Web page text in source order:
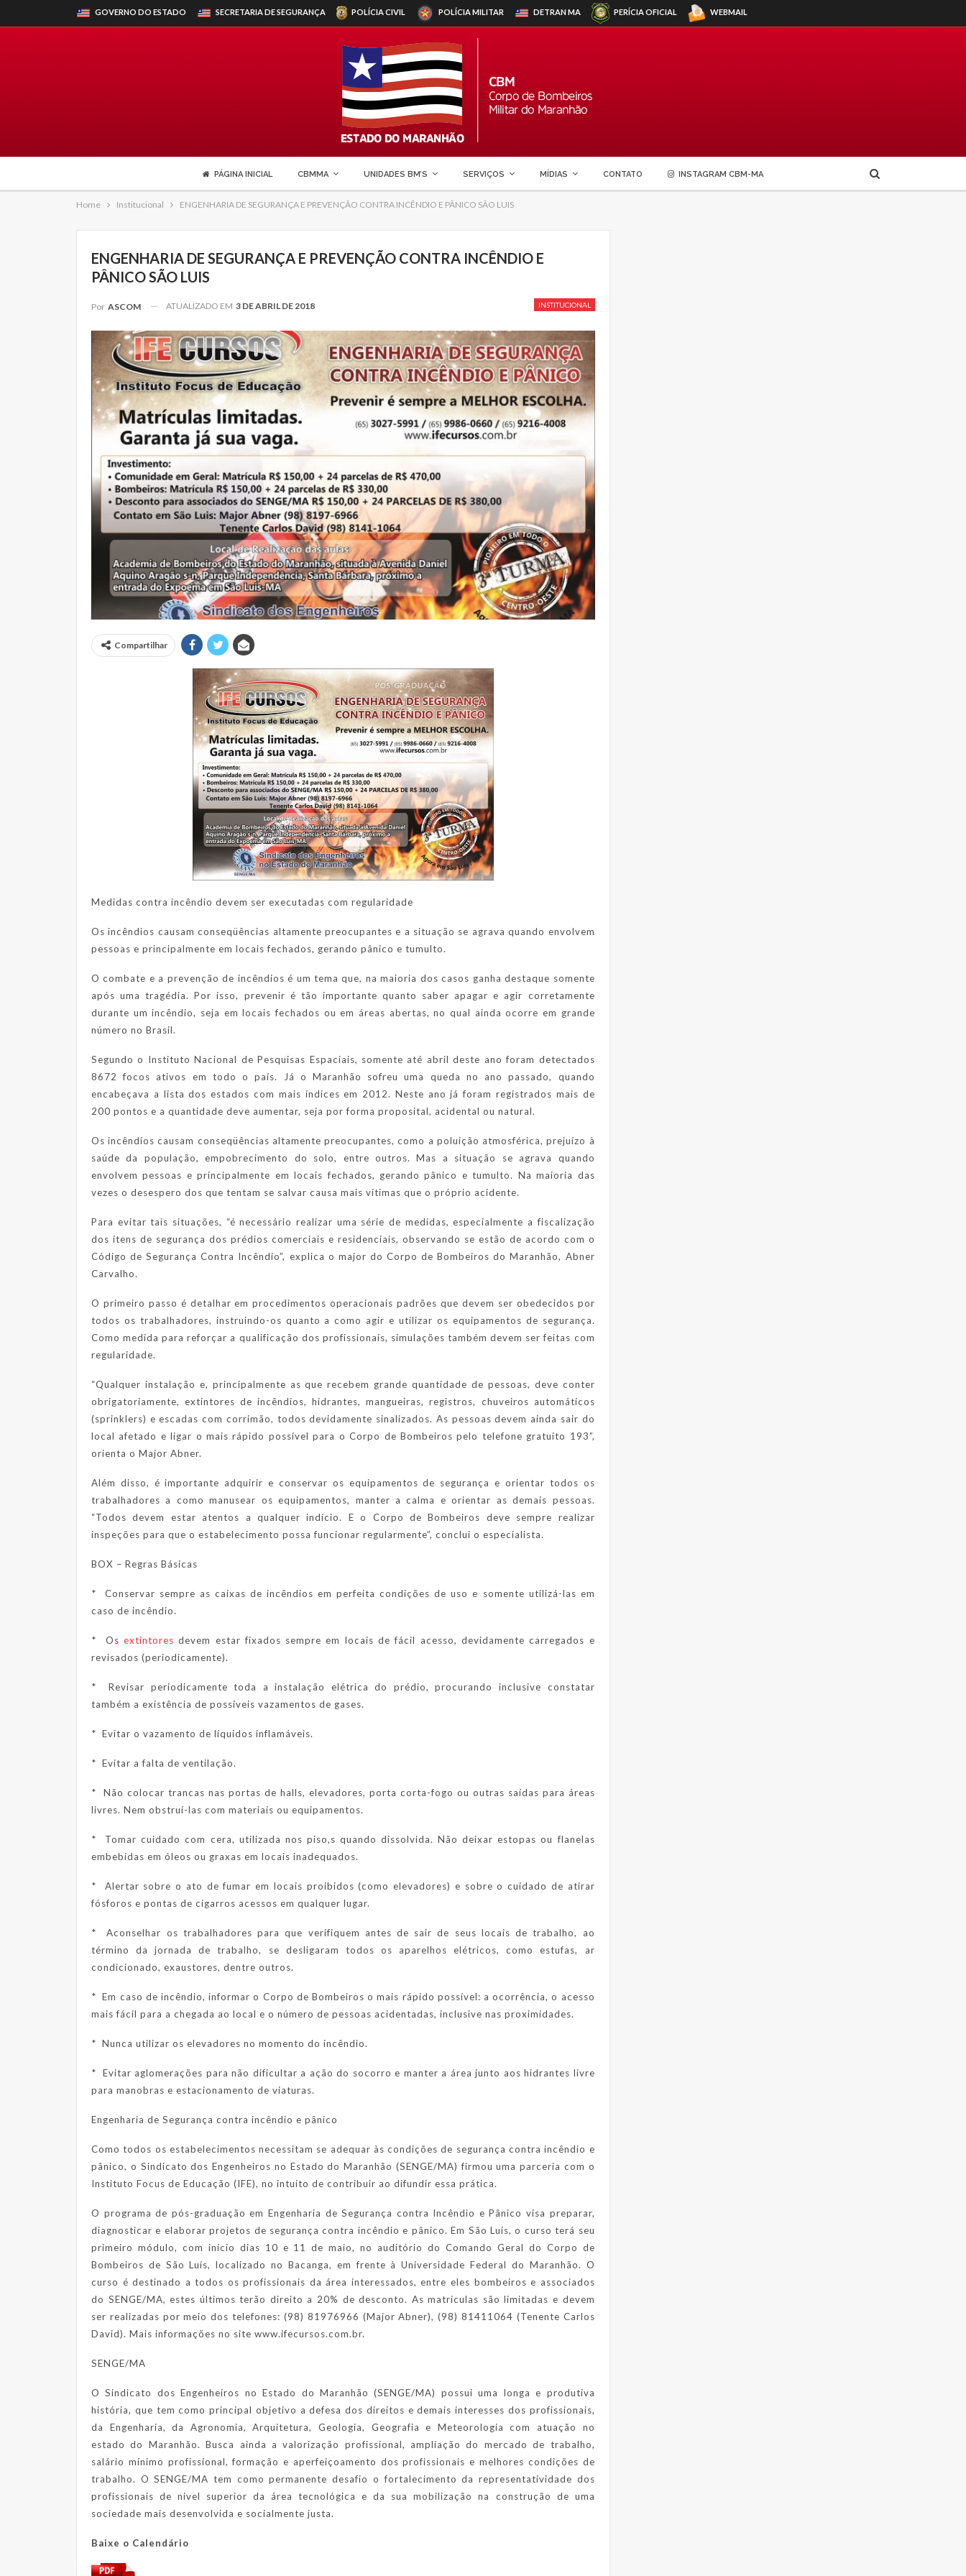
GOVERNO DO ESTADO SECRETARIA DE SEGURANÇA POLÍCIA CIVIL POLÍCIA MILITAR DETRANMA PERÍCIA OFICIAL WEBMAIL
PÁGINA INICIAL CBMMA UNIDADES BM’S SERVIÇOS MÍDIAS CONTATO INSTAGRAM CBM-MA
Home Institucional ENGENHARIA DE SEGURANÇA E PREVENÇÃO CONTRA INCÊNDIO E PÂNICO SÃO LUIS
ENGENHARIA DE SEGURANÇA E PREVENÇÃO CONTRA INCÊNDIO E
PÂNICO SÃO LUIS
INSTITUCIONAL
Por ASCOM ATUALIZADO EM 3 DE ABRIL DE 2018
Compartilhar
Medidas contra incêndio devem ser executadas com regularidade
Os incêndios causam conseqüências altamente preocupantes e a situação se agrava quando envolvem
pessoas e principalmente em locais fechados, gerando pânico e tumulto.
O combate e a prevenção de incêndios é um tema que, na maioria dos casos ganha destaque somente
após uma tragédia. Por isso, prevenir é tão importante quanto saber apagar e agir corretamente
durante um incêndio, seja em locais fechados ou em áreas abertas, no qual ainda ocorre em grande
número no Brasil.
Segundo o Instituto Nacional de Pesquisas Espaciais, somente até abril deste ano foram detectados
8672 focos ativos em todo o país. Já o Maranhão sofreu uma queda no ano passado, quando
encabeçava a lista dos estados com mais índices em 2012. Neste ano já foram registrados mais de
200 pontos e a quantidade deve aumentar, seja por forma proposital, acidental ou natural.
Os incêndios causam conseqüências altamente preocupantes, como a poluição atmosférica, prejuízo à
saúde da população, empobrecimento do solo, entre outros. Mas a situação se agrava quando
envolvem pessoas e principalmente em locais fechados, gerando pânico e tumulto. Na maioria das
vezes o desespero dos que tentam se salvar causa mais vítimas que o próprio acidente.
Para evitar tais situações, “é necessário realizar uma série de medidas, especialmente a fiscalização
dos itens de segurança dos prédios comerciais e residenciais, observando se estão de acordo com o
Código de Segurança Contra Incêndio”, explica o major do Corpo de Bombeiros do Maranhão, Abner
Carvalho.
O primeiro passo é detalhar em procedimentos operacionais padrões que devem ser obedecidos por
todos os trabalhadores, instruindo-os quanto a como agir e utilizar os equipamentos de segurança.
Como medida para reforçar a qualificação dos profissionais, simulações também devem ser feitas com
regularidade.
“Qualquer instalação e, principalmente as que recebem grande quantidade de pessoas, deve conter
obrigatoriamente, extintores de incêndios, hidrantes, mangueiras, registros, chuveiros automáticos
(sprinklers) e escadas com corrimão, todos devidamente sinalizados. As pessoas devem ainda sair do
local afetado e ligar o mais rápido possível para o Corpo de Bombeiros pelo telefone gratuito 193”,
orienta o Major Abner.
Além disso, é importante adquirir e conservar os equipamentos de segurança e orientar todos os
trabalhadores a como manusear os equipamentos, manter a calma e orientar as demais pessoas.
“Todos devem estar atentos a qualquer indício. E o Corpo de Bombeiros deve sempre realizar
inspeções para que o estabelecimento possa funcionar regularmente”, conclui o especialista.
BOX – Regras Básicas
* Conservar sempre as caixas de incêndios em perfeita condições de uso e somente utilizá-las em
caso de incêndio.
* Os extintores devem estar fixados sempre em locais de fácil acesso, devidamente carregados e
revisados (periodicamente).
* Revisar periodicamente toda a instalação elétrica do prédio, procurando inclusive constatar
também a existência de possíveis vazamentos de gases.
* Evitar o vazamento de líquidos inflamáveis.
* Evitar a falta de ventilação.
* Não colocar trancas nas portas de halls, elevadores, porta corta-fogo ou outras saídas para áreas
livres. Nem obstruí-las com materiais ou equipamentos.
* Tomar cuidado com cera, utilizada nos piso,s quando dissolvida. Não deixar estopas ou flanelas
embebidas em óleos ou graxas em locais inadequados.
* Alertar sobre o ato de fumar em locais proibidos (como elevadores) e sobre o cuidado de atirar
fósforos e pontas de cigarros acessos em qualquer lugar.
* Aconselhar os trabalhadores para que verifiquem antes de sair de seus locais de trabalho, ao
término da jornada de trabalho, se desligaram todos os aparelhos elétricos, como estufas, ar
condicionado, exaustores, dentre outros.
* Em caso de incêndio, informar o Corpo de Bombeiros o mais rápido possível: a ocorrência, o acesso
mais fácil para a chegada ao local e o número de pessoas acidentadas, inclusive nas proximidades.
* Nunca utilizar os elevadores no momento do incêndio.
* Evitar aglomerações para não dificultar a ação do socorro e manter a área junto aos hidrantes livre
para manobras e estacionamento de viaturas.
Engenharia de Segurança contra incêndio e pânico
Como todos os estabelecimentos necessitam se adequar às condições de segurança contra incêndio e
pânico, o Sindicato dos Engenheiros no Estado do Maranhão (SENGE/MA) firmou uma parceria com o
Instituto Focus de Educação (IFE), no intuito de contribuir ao difundir essa prática.
O programa de pós-graduação em Engenharia de Segurança contra Incêndio e Pânico visa preparar,
diagnosticar e elaborar projetos de segurança contra incêndio e pânico. Em São Luís, o curso terá seu
primeiro módulo, com início dias 10 e 11 de maio, no auditório do Comando Geral do Corpo de
Bombeiros de São Luís, localizado no Bacanga, em frente à Universidade Federal do Maranhão. O
curso é destinado a todos os profissionais da área interessados, entre eles bombeiros e associados
do SENGE/MA, estes últimos terão direito a 20% de desconto. As matrículas são limitadas e devem
ser realizadas por meio dos telefones: (98) 81976966 (Major Abner), (98) 81411064 (Tenente Carlos
David). Mais informações no site www.ifecursos.com.br.
SENGE/MA
O Sindicato dos Engenheiros no Estado do Maranhão (SENGE/MA) possui uma longa e produtiva
história, que tem como principal objetivo a defesa dos direitos e demais interesses dos profissionais,
da Engenharia, da Agronomia, Arquitetura, Geologia, Geografia e Meteorologia com atuação no
estado do Maranhão. Busca ainda a valorização profissional, ampliação do mercado de trabalho,
salário mínimo profissional, formação e aperfeiçoamento dos profissionais e melhores condições de
trabalho. O SENGE/MA tem como permanente desafio o fortalecimento da representatividade dos
profissionais de nível superior da área tecnológica e da sua mobilização na construção de uma
sociedade mais desenvolvida e socialmente justa.
Baixe o Calendário